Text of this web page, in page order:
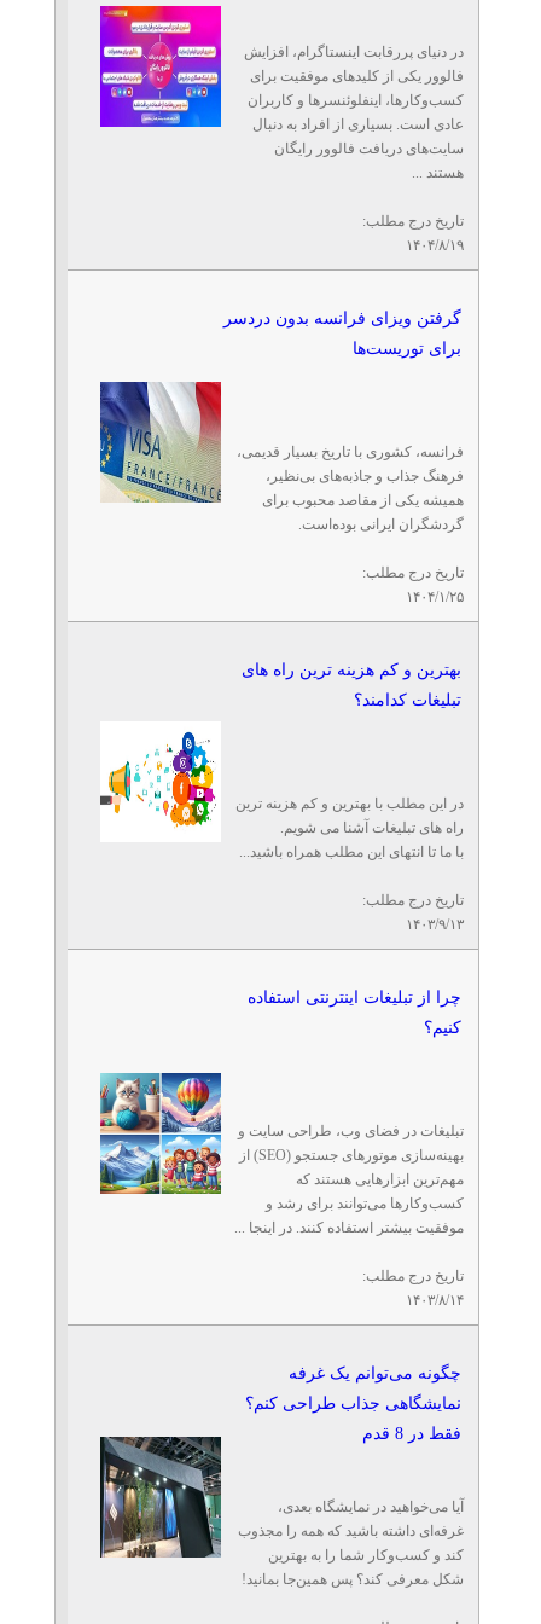
در دنیای پررقابت اینستاگرام، افزایش
فالوور یکی از کلیدهای موفقیت برای
کسب‌وکارها، اینفلوئنسرها و کاربران
عادی است. بسیاری از افراد به دنبال
سایت‌های دریافت فالوور رایگان
هستند ...
تاریخ درج مطلب:
۱۴۰۴/۸/۱۹
گرفتن ویزای فرانسه بدون دردسر
برای توریست‌ها
فرانسه، کشوری با تاریخ بسیار قدیمی،
فرهنگ جذاب و جاذبه‌های بی‌نظیر،
همیشه یکی از مقاصد محبوب برای
گردشگران ایرانی بوده‌است.
تاریخ درج مطلب:
۱۴۰۴/۱/۲۵
بهترین و کم هزینه ترین راه های
تبلیغات کدامند؟
در این مطلب با بهترین و کم هزینه ترین
راه های تبلیغات آشنا می شویم.
با ما تا انتهای این مطلب همراه باشید...
تاریخ درج مطلب:
۱۴۰۳/۹/۱۳
چرا از تبلیغات اینترنتی استفاده
کنیم؟
تبلیغات در فضای وب، طراحی سایت و
بهینه‌سازی موتورهای جستجو (SEO) از
مهم‌ترین ابزارهایی هستند که
کسب‌وکارها می‌توانند برای رشد و
موفقیت بیشتر استفاده کنند. در اینجا ...
تاریخ درج مطلب:
۱۴۰۳/۸/۱۴
چگونه می‌توانم یک غرفه
نمایشگاهی جذاب طراحی کنم؟
فقط در 8 قدم
آیا می‌خواهید در نمایشگاه بعدی،
غرفه‌ای داشته باشید که همه را مجذوب
کند و کسب‌وکار شما را به بهترین
شکل معرفی کند؟ پس همین‌جا بمانید!